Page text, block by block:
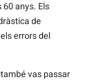
60 anys. Els
de
errors del
vas passar